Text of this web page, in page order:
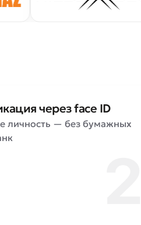
через face ID
личность — без бумажных